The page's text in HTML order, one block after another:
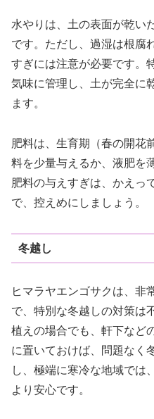
水やりは、土の表面が乾い
です。ただし、過湿は根腐
すぎには注意が必要です。
気味に管理し、土が完全に
ます。
肥料は、生育期（春の開花
料を少量与えるか、液肥を
肥料の与えすぎは、かえっ
で、控えめにしましょう。
冬越し
ヒマラヤエンゴサクは、非
で、特別な冬越しの対策は
植えの場合でも、軒下など
に置いておけば、問題なく
し、極端に寒冷な地域では
より安心です。